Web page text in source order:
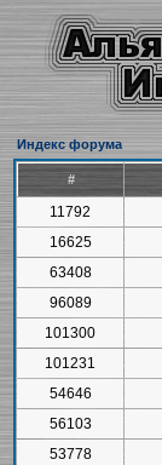
Индекс форума
#
11792
16625
63408
96089
101300
101231
54646
56103
53778